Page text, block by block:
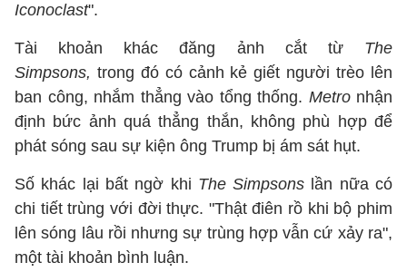
Iconoclast".
Tài khoản khác đăng ảnh cắt từ The
Simpsons, trong đó có cảnh kẻ giết người trèo lên
ban công, nhắm thẳng vào tổng thống. Metronhận
định bức ảnh quá thẳng thắn, không phù hợp để
phát sóng sau sự kiện ông Trump bị ám sát hụt.
Số khác lại bất ngờ khi The Simpsons lần nữa có
chi tiết trùng với đời thực. "Thật điên rồ khi bộ phim
lên sóng lâu rồi nhưng sự trùng hợp vẫn cứ xảy ra",
một tài khoản bình luận.